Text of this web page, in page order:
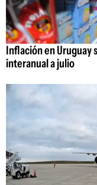
Inflación en Uruguay
interanual a julio